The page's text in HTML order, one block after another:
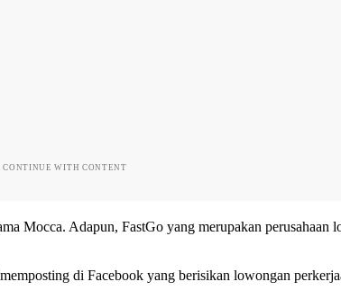
CONTINUE WITH CONTENT
Mocca. Adapun, FastGo yang merupakan
di Facebook yang berisikan lowongan